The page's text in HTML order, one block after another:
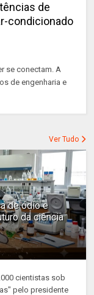
de
condicionado
se conectam. A
de engenharia e
Ver Tudo
de ódio e
da ciência
cientistas sob
pelo presidente